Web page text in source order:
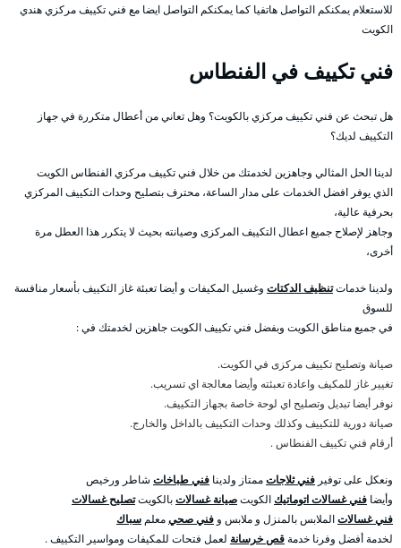
للاستعلام يمكنكم التواصل هاتفيا كما يمكنكم التواصل ايضا مع فني تكييف مركزي هندي
الكويت
فني تكييف في الفنطاس
هل تبحث عن فني تكييف مركزي بالكويت؟ وهل تعاني من أعطال متكررة في جهاز
التكييف لديك؟
لدينا الحل المثالي وجاهزين لخدمتك من خلال فني تكييف مركزي الفنطاس الكويت
الذي يوفر افضل الخدمات على مدار الساعة، محترف بتصليح وحدات التكييف المركزي
بحرفية عالية،
وجاهز لإصلاح جميع اعطال التكييف المركزى وصيانته بحيث لا يتكرر هذا العطل مرة
أخرى،
ولدينا خدماتتنظيف الدكتات وغسيل المكيفات و أيضا تعبئة غاز التكييف بأسعار منافسة
للسوق
في جميع مناطق الكويت وبفضل فني تكييف الكويت جاهزين لخدمتك في :
صيانة وتصليح تكييف مركزى في الكويت.
تغيير غاز للمكيف واعادة تعبئته وأيضا معالجة اي تسريب.
نوفر أيضا تبديل وتصليح اي لوحة خاصة بجهاز التكييف.
صيانة دورية للتكييف وكذلك وحدات التكييف بالداخل والخارج.
أرقام فني تكييف الفنطاس .
ونعكل على توفير فني ثلاجاتممتاز ولدينا فني طباخات شاطر ورخيص
وأيضا فني غسالات اتوماتيك الكويتصيانة غسالاتبالكويتتصليح غسالات
فني غسالاتالملابس بالمنزل و ملابس و فني صحيمعلم سباك
لخدمة أفضل وفرنا خدمةقص خرسانة لعمل فتحات للمكيفات ومواسير التكييف .